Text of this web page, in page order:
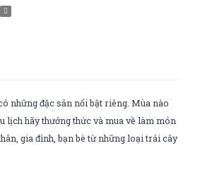
những đặc sản nổi bật riêng. Mùa nào
lịch hãy thưởng thức và mua về làm món
gia đình, bạn bè từ những loại trái cây